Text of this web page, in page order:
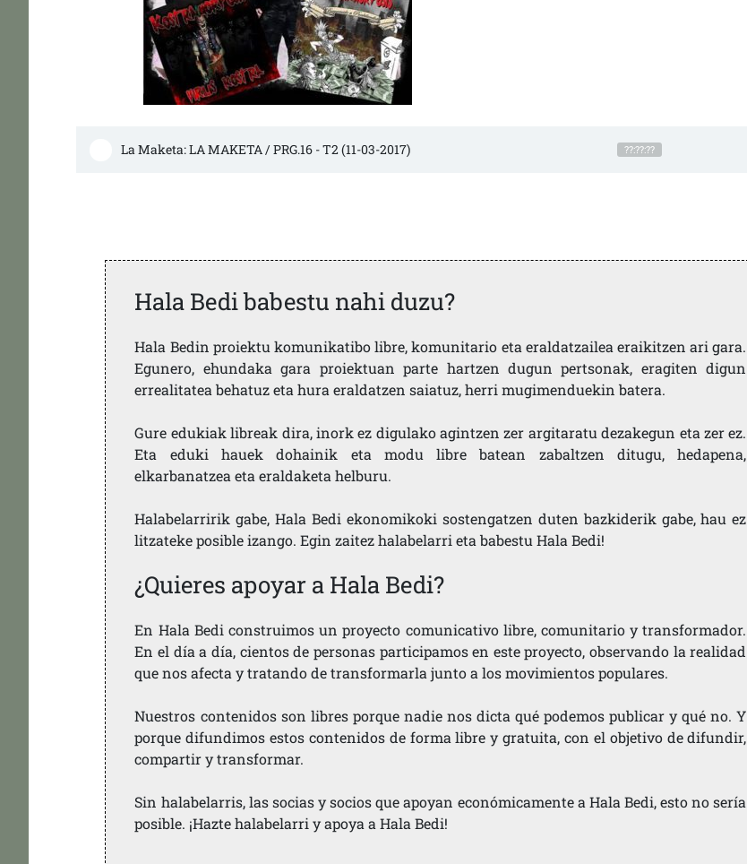
La Maketa: LA MAKETA / PRG.16 - T2 (11-03-2017) ??:??:??
Hala Bedi babestu nahi duzu?
Hala Bedin proiektu komunikatibo libre, komunitario eta eraldatzailea eraikitzen ari gara.
Egunero, ehundaka gara proiektuan parte hartzen dugun pertsonak, eragiten digun
errealitatea behatuz eta hura eraldatzen saiatuz, herri mugimenduekin batera.
Gure edukiak libreak dira, inork ez digulako agintzen zer argitaratu dezakegun eta zer ez.
Eta eduki hauek dohainik eta modu libre batean zabaltzen ditugu, hedapena,
elkarbanatzea eta eraldaketa helburu.
Halabelarririk gabe, Hala Bedi ekonomikoki sostengatzen duten bazkiderik gabe, hau ez
litzateke posible izango. Egin zaitez halabelarri eta babestu Hala Bedi!
¿Quieres apoyar a Hala Bedi?
En Hala Bedi construimos un proyecto comunicativo libre, comunitario y transformador.
En el día a día, cientos de personas participamos en este proyecto, observando la realidad
que nos afecta y tratando de transformarla junto a los movimientos populares.
Nuestros contenidos son libres porque nadie nos dicta qué podemos publicar y qué no. Y
porque difundimos estos contenidos de forma libre y gratuita, con el objetivo de difundir,
compartir y transformar.
Sin halabelarris, las socias y socios que apoyan económicamente a Hala Bedi, esto no sería
posible. ¡Hazte halabelarri y apoya a Hala Bedi!